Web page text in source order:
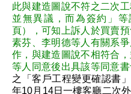
此與建造圖說不符之二次
並無異議，而為簽約」
頁），可知上訴人於買賣
素芬、李明德等人有關系
作，與建造圖說不相符合
等人同意後出具該等同意書
之「客戶工程變更確認書
年10月14日一樓客廳二次